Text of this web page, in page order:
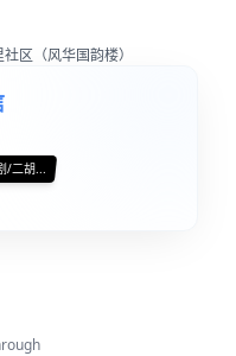
区（风华国韵楼）
二胡...